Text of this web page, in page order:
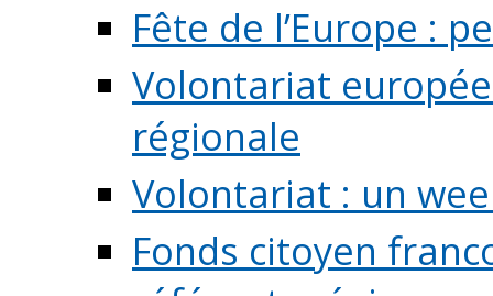
Fête de l’Europe :
Volontariat
régionale
Volontariat : un
Fonds citoyen